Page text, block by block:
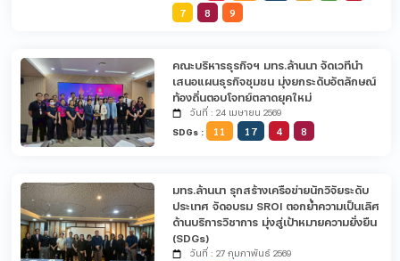
7
8 9
คณะบริหารธุรกิจฯ มทร.ล้านนา จัดเวทีนำ
เสนอแผนธุรกิจชุมชน มุ่งยกระดับอัตลักษณ์
ท้องถิ่นตอบโจทย์ตลาดยุคใหม่
วันที่ : 24 เมษายน 2569
SDGs :
11 17 4 8
มทร.ล้านนา รุกสร้างเครือข่ายนักวิจัยระดับ
ประเทศ จัดอบรม SROI ตอกย้ำความเป็นเลิศ
ด้านบริการวิชาการ มุ่งสู่เป้าหมายความยั่งยืน
(SDGs)
วันที่ : 27 กุมภาพันธ์ 2569